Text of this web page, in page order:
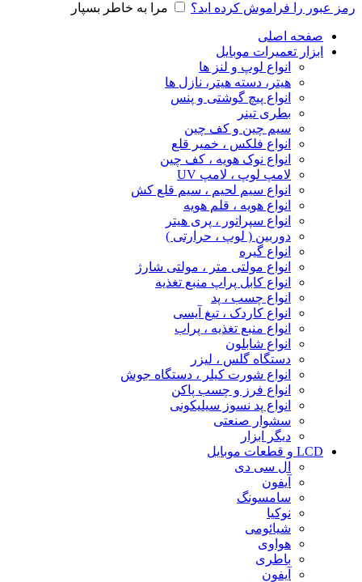
رمز عبور را فراموش کرده اید؟ مرا به خاطر بسپار
صفحه اصلی
ابزار تعمیرات موبایل
انواع لوپ و لنز ها
هیتر، دسته هیتر، نازل ها
انواع پیچ‌ گوشتی و پنس
بطری تینر
سیم چین و کف چین
انواع فلکس ، خمیر قلع
انواع نوک هویه ، کف چین
لامپ لوپ ، لامپ UV
انواع سیم لحیم ، سیم قلع کش
انواع هویه ، قلم هویه
انواع سپراتور ، پری هیتر
دوربین ( لوپ ، حرارتی )
انواع گیره
انواع مولتی متر ، مولتی شارژ
انواع کابل پراپ منبع تغذیه
انواع چسب ، پد
انواع کاردک ، تیغ آیسی
انواع منبع تغذیه ، پراب
انواع شابلون
دستگاه گلس ، لیزر
انواع شورت کیلر ، دستگاه جوش
انواع فرز و چسب پاکن
انواع پد نسوز سیلیکونی
سشوار صنعتی
دیگر ابزار
LCD و قطعات موبایل
ال سی دی
آیفون
سامسونگ
نوکیا
شیائومی
هواوی
باطری
آیفون